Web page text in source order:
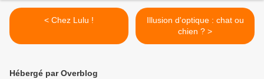
< Chez Lulu !
Illusion d'optique : chat ou
chien ? >
Hébergé par Overblog